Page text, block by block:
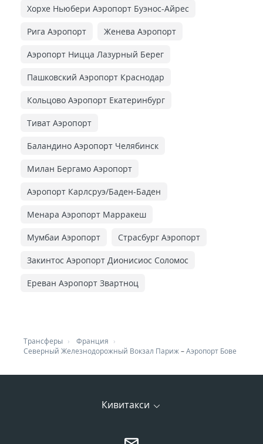
Хорхе Ньюбери Аэропорт Буэнос-Айрес
Рига Аэропорт Женева Аэропорт
Аэропорт Ницца Лазурный Берег
Пашковский Аэропорт Краснодар
Кольцово Аэропорт Екатеринбург
Тиват Аэропорт
Баландино Аэропорт Челябинск
Милан Бергамо Аэропорт
Аэропорт Карлсруэ/Баден-Баден
Менара Аэропорт Марракеш
Мумбаи Аэропорт Страсбург Аэропорт
Закинтос Аэропорт Дионисиос Соломос
Ереван Аэропорт Звартноц
Трансферы
Франция
Северный Железнодорожный Вокзал Париж–Аэропорт Бове
Кивитакси